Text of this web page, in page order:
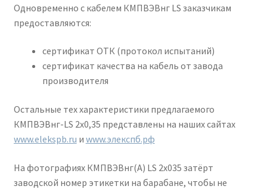
Одновременно с кабелем КМПВЭВнг LS заказчикам
предоставляются:
сертификат ОТК (протокол испытаний)
сертификат качества на кабель от завода
производителя
Остальные тех характеристики предлагаемого
КМПВЭВнг-LS 2х0,35 представлены на наших сайтах
www.elekspb.ru и www.элекспб.рф
На фотографиях КМПВЭВнг(А) LS 2х035 затёрт
заводской номер этикетки на барабане, чтобы не